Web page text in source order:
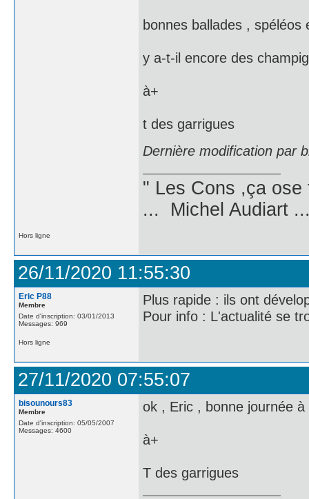
bonnes ballades , spéléos
y a-t-il encore des
à+
t des garrigues
Dernière modification par
" Les Cons ,ça
... Michel Audiart
Hors ligne
26/11/2020 11:55:30
Eric P88
Membre
Date d'inscription: 03/01/2013
Messages: 969
Plus rapide : ils ont
Pour info : L'actualité se
Hors ligne
27/11/2020 07:55:07
bisounours83
Membre
Date d'inscription: 05/05/2007
Messages: 4600
ok , Eric , bonne journée à
à+
T des garrigues